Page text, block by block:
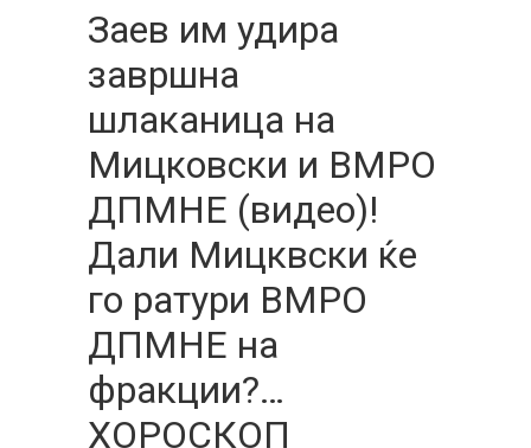
Заев им удира
завршна
шлаканица на
Мицковски и ВМРО
ДПМНЕ (видео)!
Дали Мицквски ќе
го ратури ВМРО
ДПМНЕ на
фракции?…
ХОРОСКОП